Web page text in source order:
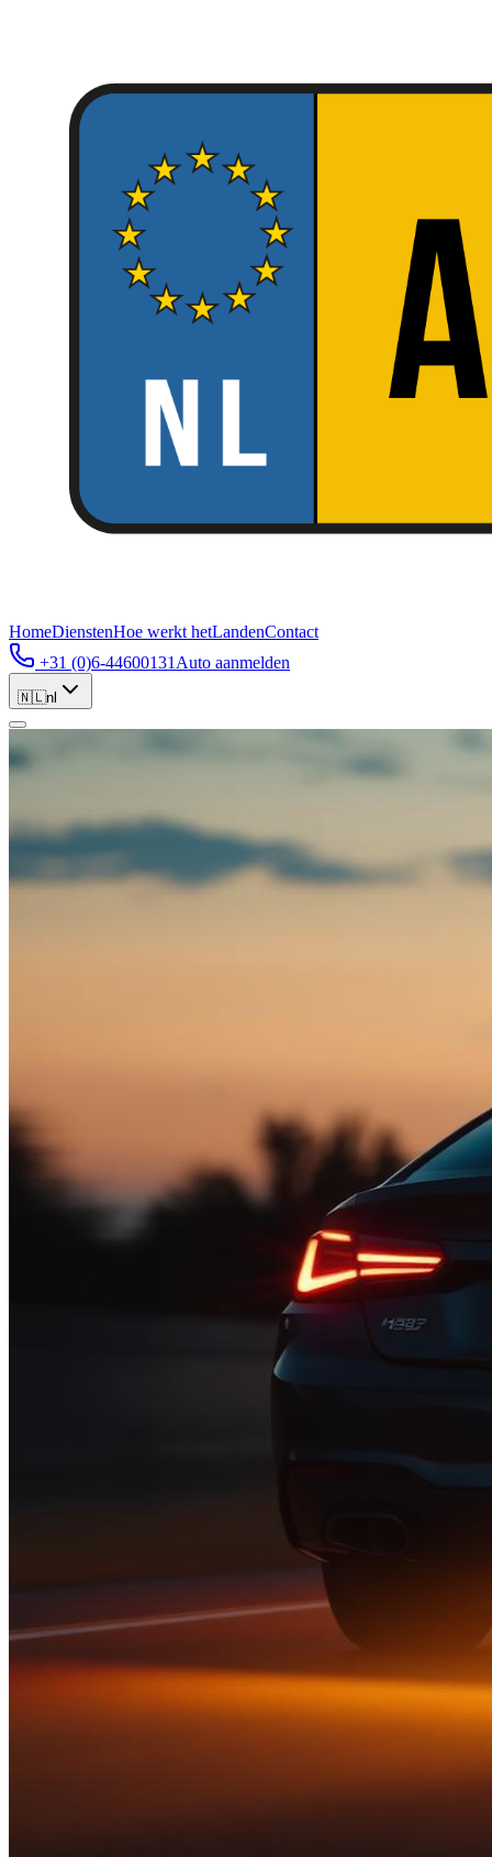
HomeDienstenHoe werkt hetLandenContact
+31 (0)6-44600131 Auto aanmelden
🇳🇱nl